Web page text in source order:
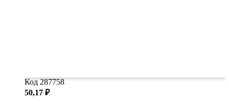
Код 287758
50,17 ₽